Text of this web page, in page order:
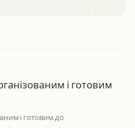
і готовим
і готовим до